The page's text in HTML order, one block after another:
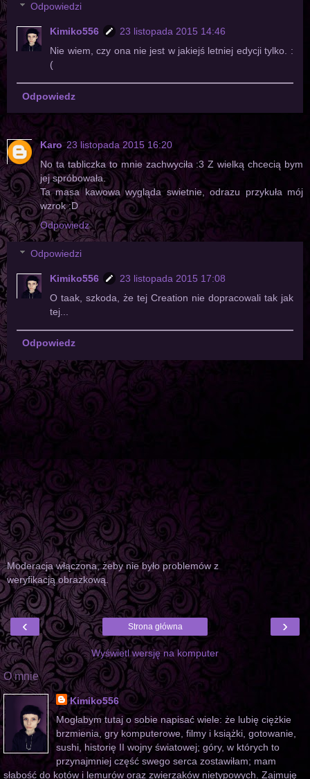
Odpowiedzi
Kimiko556
23 listopada 2015 14:46
Nie wiem, czy ona nie jest w jakiejś letniej edycji tylko. :
(
Odpowiedz
Karo 23 listopada 2015 16:20
No ta tabliczka to mnie zachwyciła :3 Z wielką chcecią bym
jej spróbowała.
Ta masa kawowa wygląda swietnie, odrazu przykuła mój
wzrok :D
Odpowiedz
Odpowiedzi
Kimiko556
23 listopada 2015 17:08
O taak, szkoda, że tej Creation nie dopracowali tak jak
tej...
Odpowiedz
Moderacja włączona, żeby nie było problemów z
weryfikacją obrazkową.
‹ ›
Strona główna
Wyświetl wersję na komputer
O mnie
Kimiko556
Mogłabym tutaj o sobie napisać wiele: że lubię ciężkie
brzmienia, gry komputerowe, filmy i książki, gotowanie,
sushi, historię II wojny światowej; góry, w których to
przynajmniej część swego serca zostawiłam; mam
słabość do kotów i lemurów oraz zwierzaków nietypowych. Zajmuję